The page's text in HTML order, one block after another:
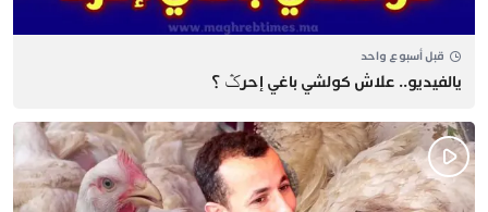
قبل أسبوع واحد
يالفيديو.. علاش كولشي باغي إحرݣ ؟